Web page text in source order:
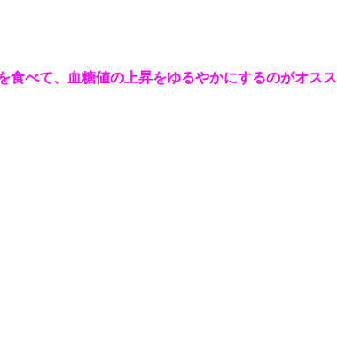
食べて、血糖値の上昇をゆるやかにするのがオスス